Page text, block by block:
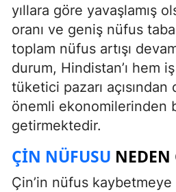
yıllara göre yavaşlamış
oranı ve geniş nüfus
toplam nüfus artışı
durum, Hindistan’ı hem
tüketici pazarı açısından
önemli ekonomilerinden
getirmektedir.
ÇIN NÜFUSU NEDEN
Çin’in nüfus kaybetmeye